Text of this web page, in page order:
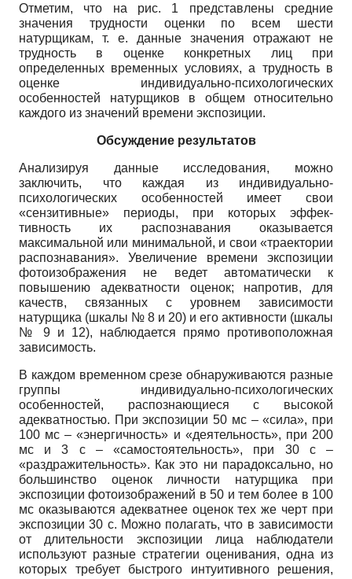
Отметим, что на рис. 1 представлены средние
значения трудности оценки по всем ше­сти
натурщикам, т. е. данные значения отражают не
трудность в оценке конкретных лиц при
определенных временных условиях, а трудность в
оценке индивидуально-психологических
особенностей натурщиков в общем относительно
каждого из значений времени экспози­ции.
Обсуждение результатов
Анализируя данные исследования, можно
заключить, что каждая из индивидуально-
психологических особенностей имеет свои
«сензитивные» периоды, при которых эффек­
тивность их распознавания оказывается
максимальной или минимальной, и свои «траек­тории
распознавания». Увеличение времени экспозиции
фотоизображения не ведет авто­матически к
повышению адекватности оценок; напротив, для
качеств, связанных с уровнем зависимости
натурщика (шкалы № 8 и 20) и его активности (шкалы
№ 9 и 12), наблюдает­ся прямо противоположная
зависимость.
В каждом временном срезе обнаруживаются разные
группы индивидуально-психологических
особенностей, распознающиеся с высокой
адекватностью. При экспози­ции 50 мс – «сила», при
100 мс – «энергичность» и «деятельность», при 200
мс и 3 с – «само­стоятельность», при 30 с –
«раздражительность». Как это ни парадоксально, но
большинство оценок личности натурщика при
экспозиции фотоизображений в 50 и тем более в 100
мс оказываются адекватнее оценок тех же черт при
экспозиции 30 с. Можно полагать, что в зависимости
от длительности экспозиции лица наблюдатели
используют разные стратегии оценивания, одна из
которых требует быстрого интуитивного решения,